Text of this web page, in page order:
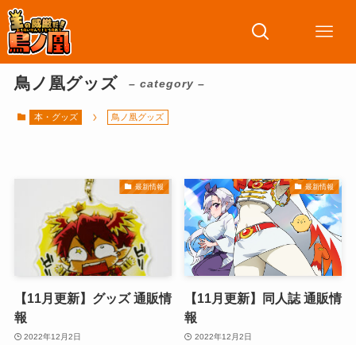
鳥ノ凰グッズ – category –
本・グッズ 鳥ノ凰グッズ
最新情報
【11月更新】グッズ 通販情
報
2022年12月2日
最新情報
【11月更新】同人誌 通販情
報
2022年12月2日